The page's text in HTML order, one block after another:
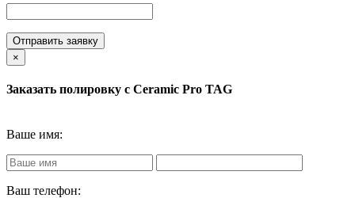
Отправить заявку
×
Заказать полировку с Ceramic Pro TAG
Ваше имя:
Ваш телефон: